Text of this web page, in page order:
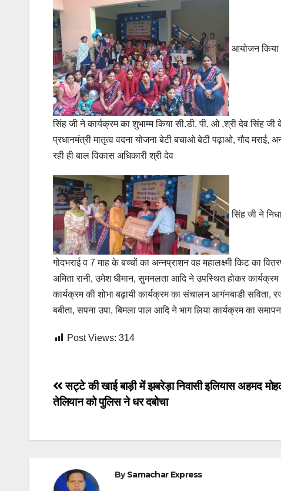
आयोजन किया
सिंह जी ने कार्यक्रम का शुभाम्म किया सी.डी. पी. ओ ,श्री देव सिंह जी के
प्रधानमंत्री मातृत्व वदना योजना बेटी बचाओ बेटी पढ़ाओ, गौद मराई,
रही ही बाल विकास अधिकारी श्री देव
सिंह जी ने
गोदभराई व 7 माह के बच्चों का अन्नप्राशन वह महालक्ष्मी किट का
अमिता रानी, उमेश धीमान, सुमनलता आदि ने उपस्थित होकर
कार्यक्रम की शोभा बढ़ायी कार्यक्रम का संचालन आगंनबाडी सविता,
बबीता, सपना उपा, बिमला पाल आदि ने भाग लिया कार्यक्रम का
Post Views: 314
Post
navigation
सट्टे की खाई बाड़ी में झबरेड़ा निवासी इलियास अहमद
तेलियान को पुलिस ने धर दबोचा
BySamachar Express